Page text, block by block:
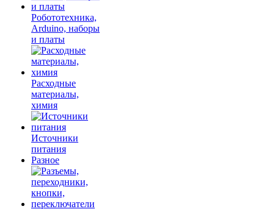
Робототехника,
Arduino, наборы
и платы
Расходные
материалы,
химия
Источники
питания
Разное